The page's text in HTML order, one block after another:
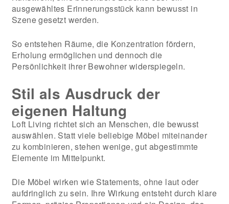
ausgewähltes Erinnerungsstück kann bewusst in
Szene gesetzt werden.
So entstehen Räume, die Konzentration fördern,
Erholung ermöglichen und dennoch die
Persönlichkeit ihrer Bewohner widerspiegeln.
Stil als Ausdruck der
eigenen Haltung
Loft Living richtet sich an Menschen, die bewusst
auswählen. Statt viele beliebige Möbel miteinander
zu kombinieren, stehen wenige, gut abgestimmte
Elemente im Mittelpunkt.
Die Möbel wirken wie Statements, ohne laut oder
aufdringlich zu sein. Ihre Wirkung entsteht durch klare